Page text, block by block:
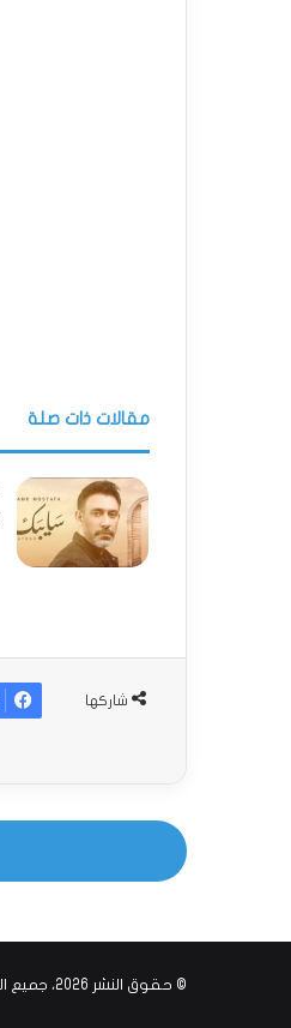
مقالات ذات صلة
شاركها
© حقوق النشر 2026، جميع الحقوق محفوظة |